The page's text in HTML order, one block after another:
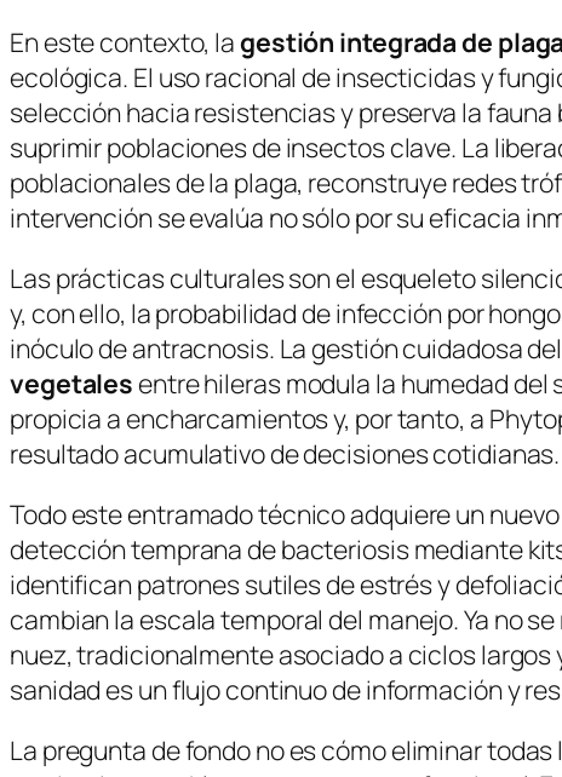
En este contexto, lagestión integrada de
ecológica. El uso racional de insecticidas y
selección hacia resistencias y preserva la
suprimir poblaciones de insectos clave. La
poblacionales de la plaga, reconstruye redes
intervención se evalúa no sólo por su eficacia
Las prácticas culturales son el esqueleto
y, con ello, la probabilidad de infección por
inóculo de antracnosis. La gestión cuidadosa
vegetalesentre hileras modula la humedad
propicia a encharcamientos y, por tanto, a
resultado acumulativo de decisiones cotidianas.
Todo este entramado técnico adquiere un
detección temprana de bacteriosis mediante
identifican patrones sutiles de estrés y
cambian la escala temporal del manejo. Ya no
nuez, tradicionalmente asociado a ciclos
sanidad es un flujo continuo de información y
La pregunta de fondo no es cómo eliminar